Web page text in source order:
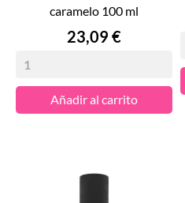
caramelo 100 ml
Precio
23,09 €
Añadir al carrito